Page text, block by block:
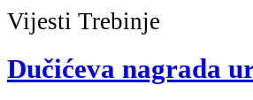
Vijesti Trebinje
Dučićeva nagrada